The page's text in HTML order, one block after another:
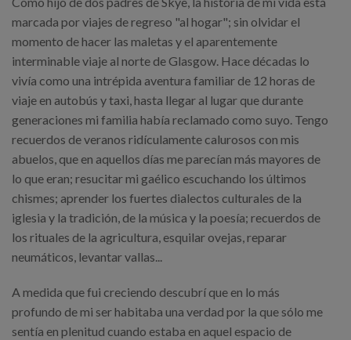
marcada por viajes de regreso "al hogar"; sin olvidar el
momento de hacer las maletas y el aparentemente
interminable viaje al norte de Glasgow. Hace décadas lo
vivía como una intrépida aventura familiar de 12 horas de
viaje en autobús y taxi, hasta llegar al lugar que durante
generaciones mi familia había reclamado como suyo. Tengo
recuerdos de veranos ridículamente calurosos con mis
abuelos, que en aquellos días me parecían más mayores de
lo que eran; resucitar mi gaélico escuchando los últimos
chismes; aprender los fuertes dialectos culturales de la
iglesia y la tradición, de la música y la poesía; recuerdos de
los rituales de la agricultura, esquilar ovejas, reparar
neumáticos, levantar vallas...
A medida que fui creciendo descubrí que en lo más
profundo de mi ser habitaba una verdad por la que sólo me
sentía en plenitud cuando estaba en aquel espacio de